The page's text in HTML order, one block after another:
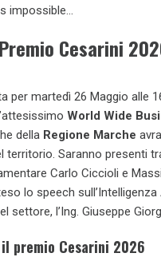
impossible…
Cesarini
per martedì 26 Maggio alle
World Wide
della Regione Marche
Saranno presenti
Carlo Ciccioli e
lo speech
l’Ing. Giuseppe
premio Cesarini 2026